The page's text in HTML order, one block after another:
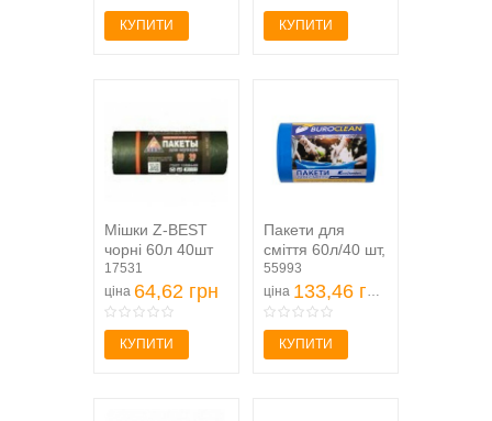
КУПИТИ КУПИТИ
Мішки Z-BEST
чорні 60л 40шт
8мкм
17531
ціна 64,62 грн
КУПИТИ
Пакети для
сміття 60л/40 шт,
міцні, сині
600х800мм,...
55993
ціна 133,46 грн
КУПИТИ